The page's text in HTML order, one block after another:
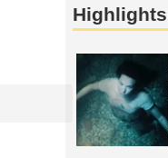
Highlights